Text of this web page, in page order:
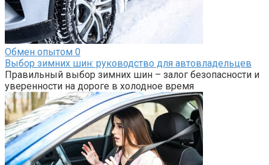
Обмен опытом 0
Выбор зимних шин: руководство для автовладельцев
Правильный выбор зимних шин – залог безопасности и
уверенности на дороге в холодное время